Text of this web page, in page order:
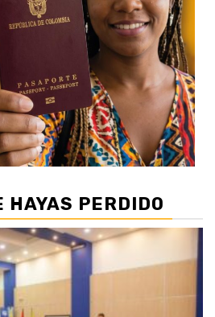
HAYAS PERDIDO